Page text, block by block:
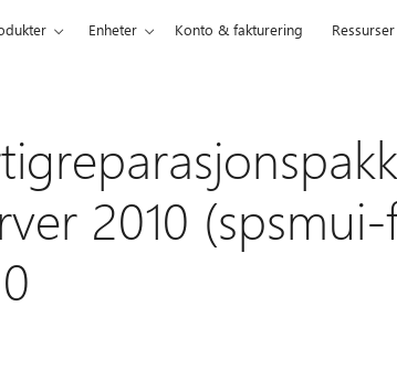
Enheter Konto & fakturering Ressurser
2010